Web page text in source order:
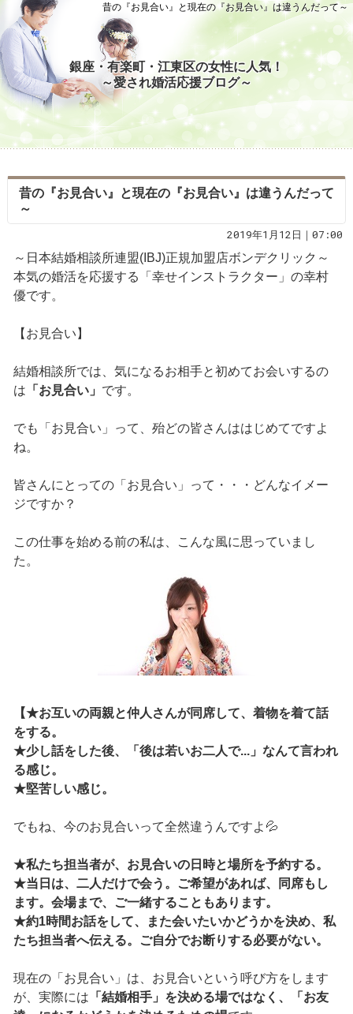
昔の『お見合い』と現在の『お見合い』は違うんだって～
銀座・有楽町・江東区の女性に人気！
～愛され婚活応援ブログ～
昔の『お見合い』と現在の『お見合い』は違うんだって
～
2019年1月12日｜07:00
～日本結婚相談所連盟(IBJ)正規加盟店ボンデクリック～
本気の婚活を応援する「幸せインストラクター」の幸村
優です。
【お見合い】
結婚相談所では、気になるお相手と初めてお会いするの
は 「お見合い」 です。
でも「お見合い」って、殆どの皆さんははじめてですよ
ね。
皆さんにとっての「お見合い」って・・・どんなイメー
ジですか？
この仕事を始める前の私は、こんな風に思っていまし
た。
【★お互いの両親と仲人さんが同席して、着物を着て話
をする。
★少し話をした後、「後は若いお二人で...」なんて言われ
る感じ。
★堅苦しい感じ。
でもね、今のお見合いって全然違うんですよ💦
★私たち担当者が、お見合いの日時と場所を予約する。
★当日は、二人だけで会う。ご希望があれば、同席もし
ます。会場まで、ご一緒することもあります。
★約1時間お話をして、また会いたいかどうかを決め、私
たち担当者へ伝える。ご自分でお断りする必要がない。
現在の「お見合い」は、お見合いという呼び方をします
が、実際には 「結婚相手」を決める場ではなく、「お友